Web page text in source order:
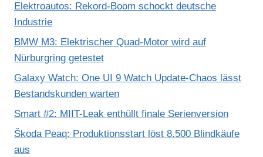
Elektroautos: Rekord-Boom schockt deutsche
Industrie
BMW M3: Elektrischer Quad-Motor wird auf
Nürburgring getestet
Galaxy Watch: One UI 9 Watch Update-Chaos lässt
Bestandskunden warten
Smart #2: MIIT-Leak enthüllt finale Serienversion
Škoda Peaq: Produktionsstart löst 8.500 Blindkäufe
aus